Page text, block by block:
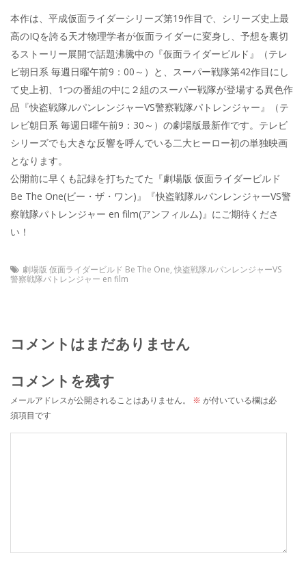
本作は、平成仮面ライダーシリーズ第19作目で、シリーズ史上最
高のIQを誇る天才物理学者が仮面ライダーに変身し、予想を裏切
るストーリー展開で話題沸騰中の『仮面ライダービルド』（テレ
ビ朝日系 毎週日曜午前9：00～）と、スーパー戦隊第42作目にし
て史上初、1つの番組の中に２組のスーパー戦隊が登場する異色作
品『快盗戦隊ルパンレンジャーVS警察戦隊パトレンジャー』（テ
レビ朝日系 毎週日曜午前9：30～）の劇場版最新作です。テレビ
シリーズでも大きな反響を呼んでいる二大ヒーロー初の単独映画
となります。
公開前に早くも記録を打ちたてた『劇場版 仮面ライダービルド
Be The One(ビー・ザ・ワン)』『快盗戦隊ルパンレンジャーVS警
察戦隊パトレンジャー en film(アンフィルム)』にご期待くださ
い！
劇場版 仮面ライダービルド Be The One, 快盗戦隊ルパンレンジャーVS
警察戦隊パトレンジャー en film
コメントはまだありません
コメントを残す
メールアドレスが公開されることはありません。 ※ が付いている欄は必
須項目です